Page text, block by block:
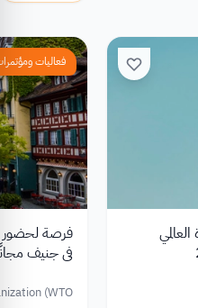
فعاليات
فرصة لحضور
في جنيف مجانًا
(WTO)